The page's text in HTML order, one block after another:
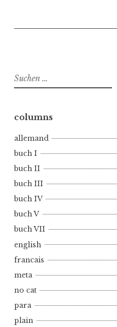
l
t
i
b
c
h
I
Suchen
nach:
columns
allemand
buch I
buch II
buch III
buch IV
buch V
buch VII
english
francais
meta
no cat
para
plain